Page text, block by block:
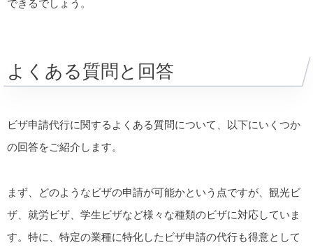
できるでしょう。
よくある質問と回答
ビザ申請代行に関するよくある質問について、以下にいくつか
の回答をご紹介します。
まず、どのようなビザの申請が可能かという点ですが、観光ビ
ザ、就労ビザ、学生ビザなど様々な種類のビザに対応していま
す。特に、特定の業種に特化したビザ申請の代行も得意として